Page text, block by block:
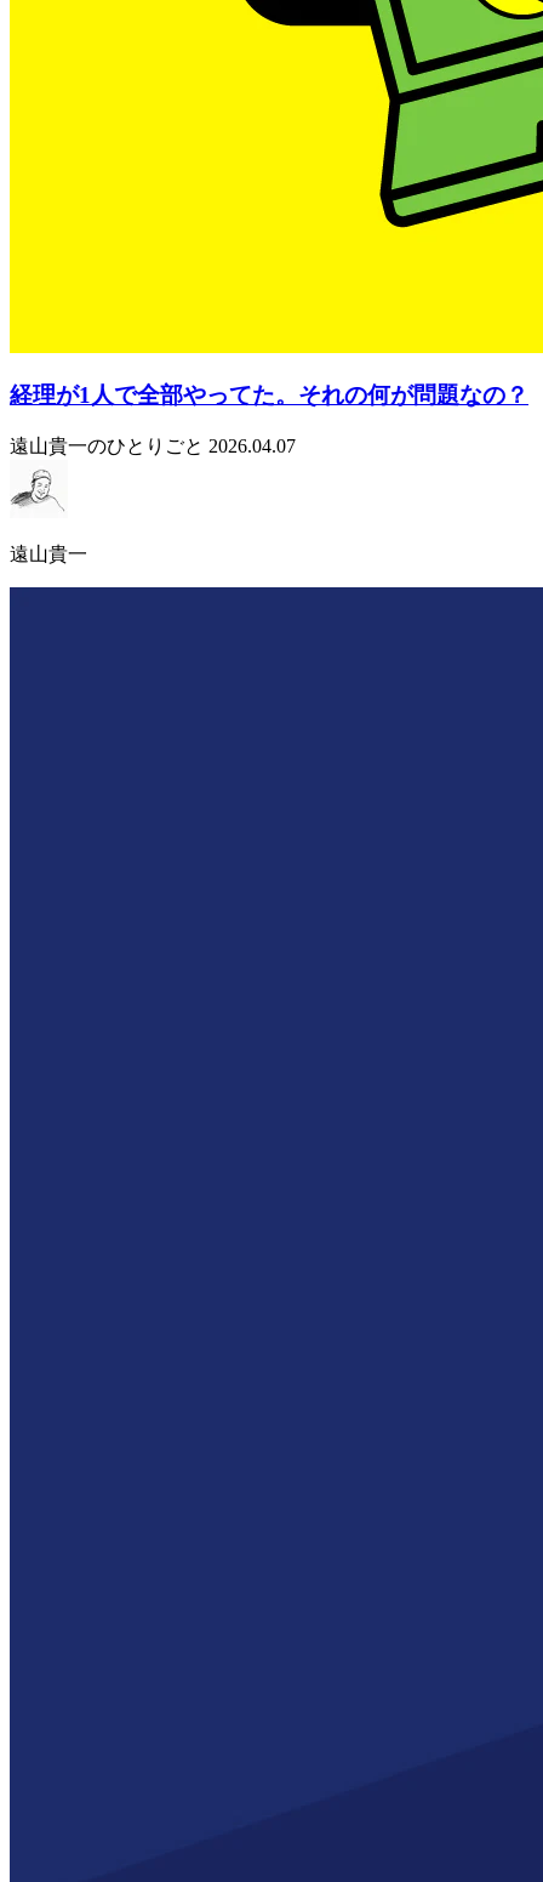
経理が1人で全部やってた。それの何が問題なの？
遠山貴一のひとりごと 2026.04.07
遠山貴一